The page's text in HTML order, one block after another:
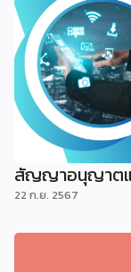
สัญญาอนุญาตแ
22 ก.ย. 2567